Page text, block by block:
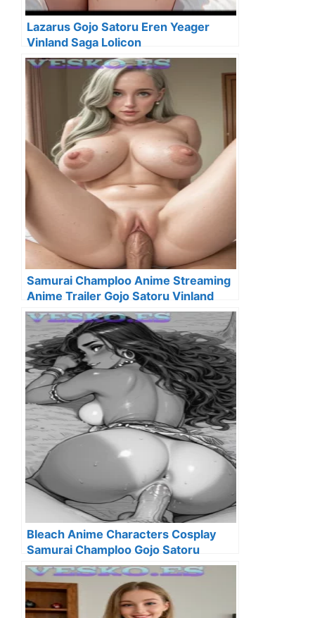
Lazarus Gojo Satoru Eren Yeager
Vinland Saga Lolicon
Samurai Champloo Anime Streaming
Anime Trailer Gojo Satoru Vinland
Saga
Bleach Anime Characters Cosplay
Samurai Champloo Gojo Satoru